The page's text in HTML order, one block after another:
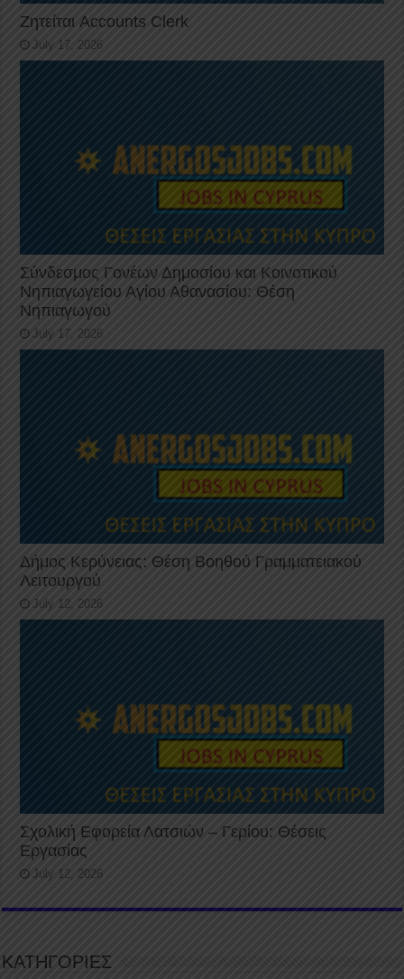
Ζητείται Accounts Clerk
July 17, 2026
Σύνδεσμος Γονέων Δημοσίου και Κοινοτικού
Νηπιαγωγείου Αγίου Αθανασίου: Θέση
Νηπιαγωγού
July 17, 2026
Δήμος Κερύνειας: Θέση Βοηθού Γραμματειακού
Λειτουργού
July 12, 2026
Σχολική Εφορεία Λατσιών – Γερίου: Θέσεις
Εργασίας
July 12, 2026
ΚΑΤΗΓΟΡΙΕΣ